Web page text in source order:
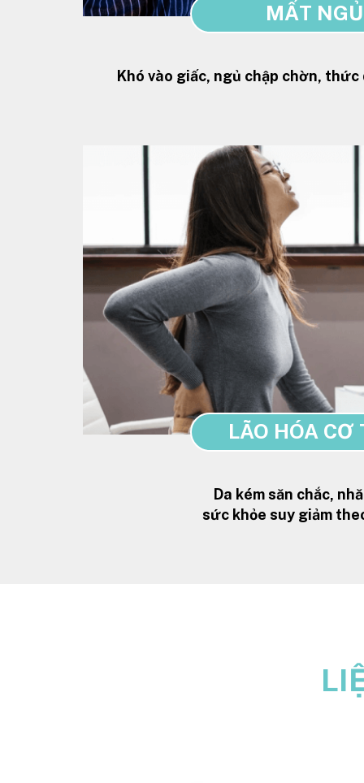
MẤT NGỦ
Khó vào giấc, ngủ chập chờn, thức
LÃO HÓA CƠ
Da kém săn chắc,
sức khỏe suy giảm